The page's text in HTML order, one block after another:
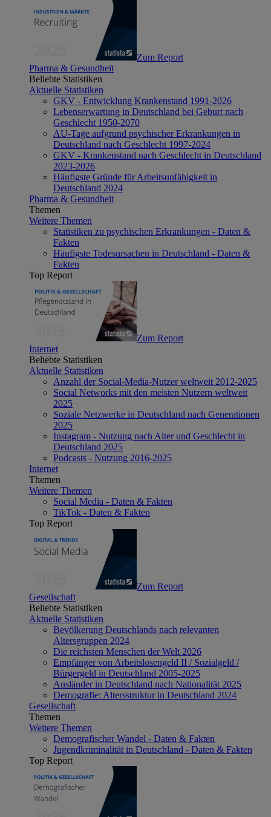
Zum Report
Pharma & Gesundheit
Beliebte Statistiken
Aktuelle Statistiken
GKV - Entwicklung Krankenstand 1991-2026
Lebenserwartung in Deutschland bei Geburt nach
Geschlecht 1950-2070
AU-Tage aufgrund psychischer Erkrankungen in
Deutschland nach Geschlecht 1997-2024
GKV - Krankenstand nach Geschlecht in Deutschland
2023-2026
Häufigste Gründe für Arbeitsunfähigkeit in
Deutschland 2024
Pharma & Gesundheit
Themen
Weitere Themen
Statistiken zu psychischen Erkrankungen - Daten &
Fakten
Häufigste Todesursachen in Deutschland - Daten &
Fakten
Top Report
Zum Report
Internet
Beliebte Statistiken
Aktuelle Statistiken
Anzahl der Social-Media-Nutzer weltweit 2012-2025
Social Networks mit den meisten Nutzern weltweit
2025
Soziale Netzwerke in Deutschland nach Generationen
2025
Instagram - Nutzung nach Alter und Geschlecht in
Deutschland 2025
Podcasts - Nutzung 2016-2025
Internet
Themen
Weitere Themen
Social Media - Daten & Fakten
TikTok - Daten & Fakten
Top Report
Zum Report
Gesellschaft
Beliebte Statistiken
Aktuelle Statistiken
Bevölkerung Deutschlands nach relevanten
Altersgruppen 2024
Die reichsten Menschen der Welt 2026
Empfänger von Arbeitslosengeld II / Sozialgeld /
Bürgergeld in Deutschland 2005-2025
Ausländer in Deutschland nach Nationalität 2025
Demografie: Altersstruktur in Deutschland 2024
Gesellschaft
Themen
Weitere Themen
Demografischer Wandel - Daten & Fakten
Jugendkriminalität in Deutschland - Daten & Fakten
Top Report